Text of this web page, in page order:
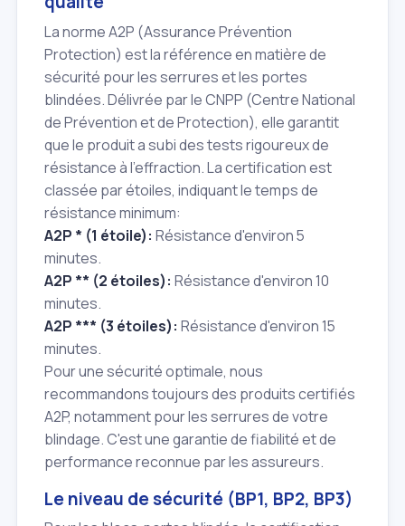
La norme A2P (Assurance Prévention
Protection) est la référence en matière de
sécurité pour les serrures et les portes
blindées. Délivrée par le CNPP (Centre National
de Prévention et de Protection), elle garantit
que le produit a subi des tests rigoureux de
résistance à l'effraction. La certification est
classée par étoiles, indiquant le temps de
résistance minimum:
A2P * (1 étoile): Résistance d'environ 5
minutes.
A2P ** (2 étoiles): Résistance d'environ 10
minutes.
A2P *** (3 étoiles): Résistance d'environ 15
minutes.
Pour une sécurité optimale, nous
recommandons toujours des produits certifiés
A2P, notamment pour les serrures de votre
blindage. C'est une garantie de fiabilité et de
performance reconnue par les assureurs.
Le niveau de sécurité (BP1, BP2, BP3)